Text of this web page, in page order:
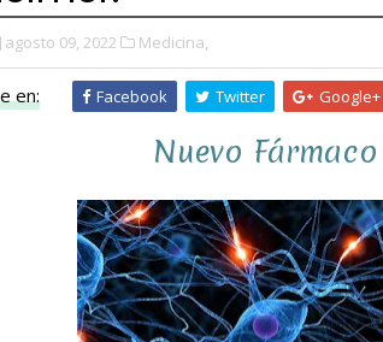
agosto 09, 2022 Medicina,
en: Facebook Twitter Google+
Nuevo Fármaco